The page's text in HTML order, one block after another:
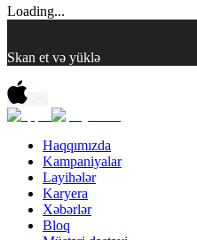
Loading...
Skan et və yüklə
Haqqımızda
Kampaniyalar
Layihələr
Karyera
Xəbərlər
Bloq